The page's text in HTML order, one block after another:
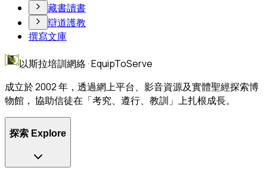
藏書讀書
辯道護教
撰寫文庫
以斯拉培訓網絡 · EquipToServe
成立於 2002 年，透過網上平台、影音資源及實體聖經探索博
物館， 協助信徒在「考究、遵行、教訓」上扎根成長。
探索 Explore